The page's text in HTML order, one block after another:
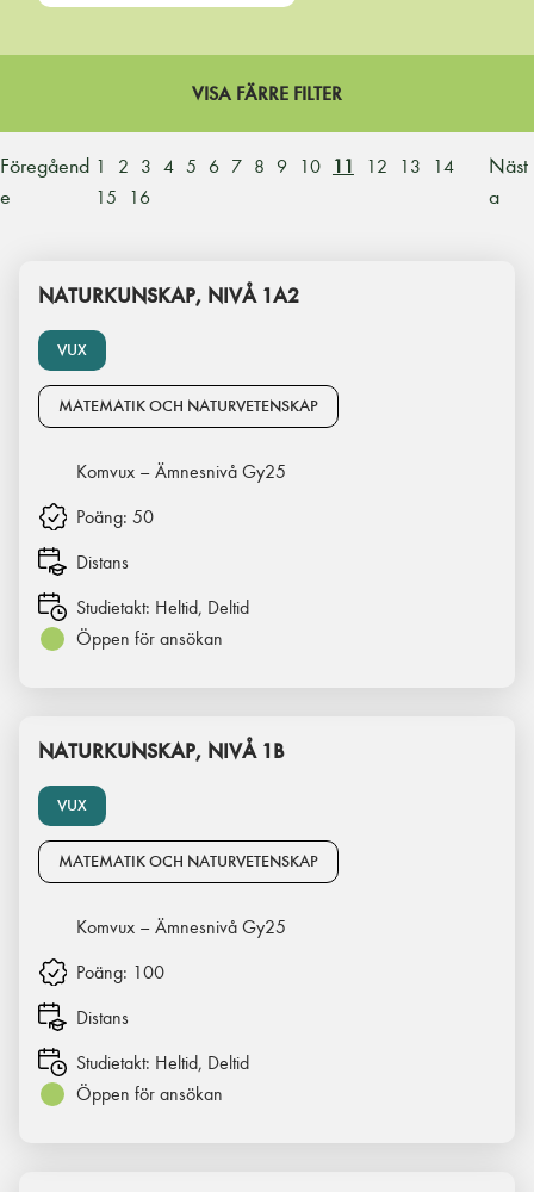
VISA FÄRRE FILTER
Föregåend
e
1 2 3 4 5 6 7 8 9 10 11 12 13
14
15
16
Näst
a
VUX
NATURKUNSKAP, NIVÅ 1A2
MATEMATIK OCH NATURVETENSKAP
Komvux – Ämnesnivå Gy25
Poäng: 50
Distans
Studietakt: Heltid, Deltid
Öppen för ansökan
VUX
NATURKUNSKAP, NIVÅ 1B
MATEMATIK OCH NATURVETENSKAP
Komvux – Ämnesnivå Gy25
Poäng: 100
Distans
Studietakt: Heltid, Deltid
Öppen för ansökan